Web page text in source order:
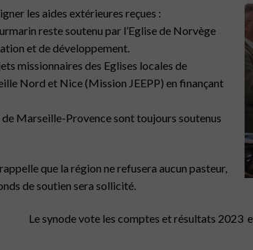
les aides extérieures reçues :
reste soutenu par l’Eglise de Norvège
et de développement.
missionnaires des Eglises locales de
Nord et Nice (Mission JEEPP) en finançant
Marseille-Provence sont toujours soutenus
que la région ne refusera aucun pasteur,
de soutien sera sollicité.
Le synode vote les comptes et résultats 2023